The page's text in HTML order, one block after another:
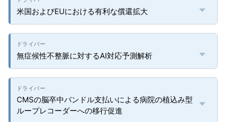
米国およびEUにおける有利な償還拡大
無症候性不整脈に対するAI対応予測解析
CMSの脳卒中バンドル支払いによる病院の植込み型
ループレコーダーへの移行促進